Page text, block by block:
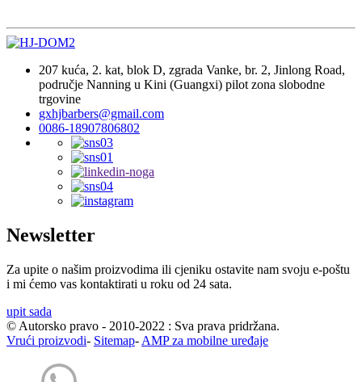
207 kuća, 2. kat, blok D, zgrada Vanke, br. 2, Jinlong Road,
područje Nanning u Kini (Guangxi) pilot zona slobodne
trgovine
gxhjbarbers@gmail.com
0086-18907806802
Newsletter
Za upite o našim proizvodima ili cjeniku ostavite nam svoju e-poštu
i mi ćemo vas kontaktirati u roku od 24 sata.
upit sada
© Autorsko pravo - 2010-2022 : Sva prava pridržana.
Vrući proizvodi- Sitemap- AMP za mobilne uređaje